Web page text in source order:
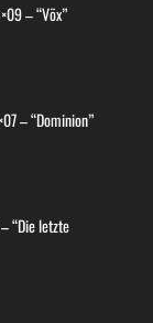
– “Võx”
– “Dominion”
“Die letzte